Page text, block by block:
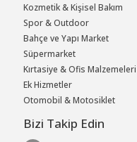
Kozmetik & Kişisel Bakım
Spor & Outdoor
Bahçe ve Yapı Market
Süpermarket
Kırtasiye & Ofis Malzemeleri
Ek Hizmetler
Otomobil & Motosiklet
Bizi Takip Edin